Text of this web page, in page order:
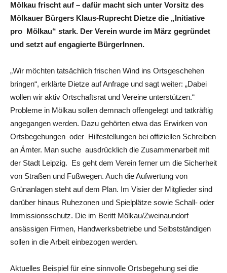
Mölkau frischt auf – dafür macht sich unter Vorsitz des
Mölkauer Bürgers Klaus-Ruprecht Dietze die „Initiative
pro Mölkau“ stark. Der Verein wurde im März gegründet
und setzt auf engagierte BürgerInnen.
„Wir möchten tatsächlich frischen Wind ins Ortsgeschehen
bringen“, erklärte Dietze auf Anfrage und sagt weiter: „Dabei
wollen wir aktiv Ortschaftsrat und Vereine unterstützen.“
Probleme in Mölkau sollen demnach offengelegt und tatkräftig
angegangen werden. Dazu gehörten etwa das Erwirken von
Ortsbegehungen oder Hilfestellungen bei offiziellen Schreiben
an Ämter. Man suche ausdrücklich die Zusammenarbeit mit
der Stadt Leipzig. Es geht dem Verein ferner um die Sicherheit
von Straßen und Fußwegen. Auch die Aufwertung von
Grünanlagen steht auf dem Plan. Im Visier der Mitglieder sind
darüber hinaus Ruhezonen und Spielplätze sowie Schall- oder
Immissionsschutz. Die im Beritt Mölkau/Zweinaundorf
ansässigen Firmen, Handwerksbetriebe und Selbstständigen
sollen in die Arbeit einbezogen werden.
Aktuelles Beispiel für eine sinnvolle Ortsbegehung sei die